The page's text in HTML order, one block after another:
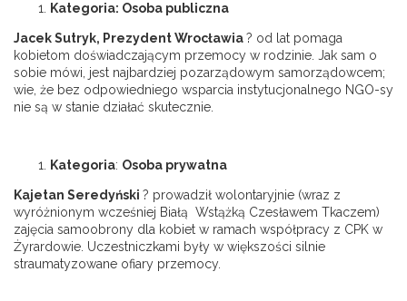
Kategoria: Osoba publiczna
Jacek Sutryk, Prezydent Wrocławia? od lat pomaga
kobietom doświadczającym przemocy w rodzinie. Jak sam o
sobie mówi, jest najbardziej pozarządowym samorządowcem;
wie, że bez odpowiedniego wsparcia instytucjonalnego NGO-sy
nie są w stanie działać skutecznie.
Kategoria: Osoba prywatna
Kajetan Seredyński ? prowadził wolontaryjnie (wraz z
wyróżnionym wcześniej Białą Wstążką Czesławem Tkaczem)
zajęcia samoobrony dla kobiet w ramach współpracy z CPK w
Żyrardowie. Uczestniczkami były w większości silnie
straumatyzowane ofiary przemocy.